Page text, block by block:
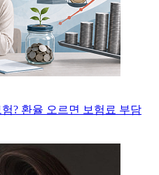
? 환율 오르면 보험료 부담